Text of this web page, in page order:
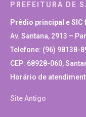
PREFEITURA DE
Prédio principal e SIC
Av. Santana, 2913 –
Telefone: (96) 98138-
CEP: 68928-060,
Horário de
Site Antigo